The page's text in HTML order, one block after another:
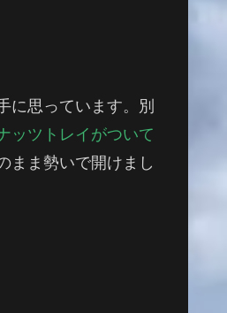
に思っています。別
ッツトレイがついて
まま勢いで開けまし